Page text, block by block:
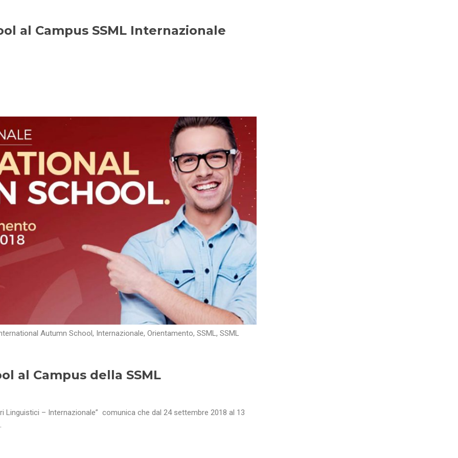
al Campus SSML Internazionale
Autumn School, Internazionale, Orientamento, SSML, SSML
al Campus della SSML
Linguistici – Internazionale” comunica che dal 24 settembre 2018 al 13